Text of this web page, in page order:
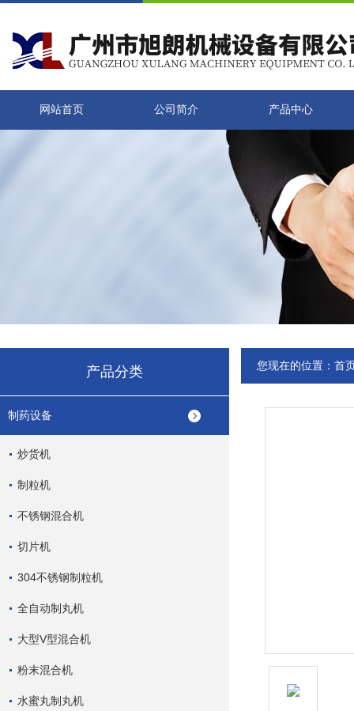
网站首页 公司简介 产品中心
产品分类
制药设备
炒货机
制粒机
不锈钢混合机
切片机
304不锈钢制粒机
全自动制丸机
大型V型混合机
粉末混合机
水蜜丸制丸机
您现在的位置： 首